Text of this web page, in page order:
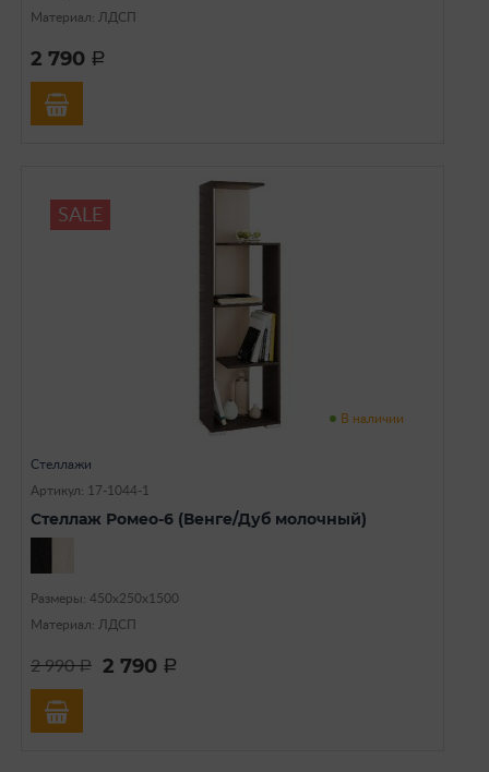
Материал: ЛДСП
2 790 a
SALE
В наличии
Стеллажи
Артикул: 17-1044-1
Стеллаж Ромео-6 (Венге/Дуб молочный)
Размеры: 450х250х1500
Материал: ЛДСП
2 990a 2 790 a